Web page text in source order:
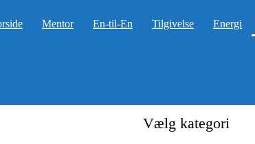
Mentor En-til-En Tilgivelse Energi
Vælg kategori